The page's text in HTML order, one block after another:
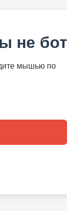
не бот
мышью по